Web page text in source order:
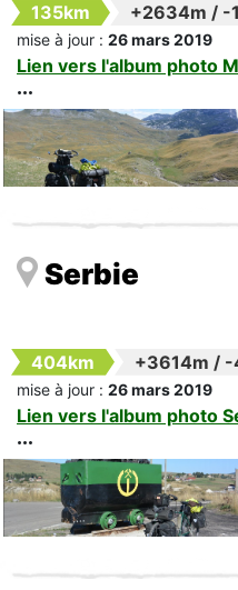
135km +2634m / -
mise à jour : 26 mars 2019
Lien vers l'album photo
Serbie
404km +3614m / -
mise à jour : 26 mars 2019
Lien vers l'album photo